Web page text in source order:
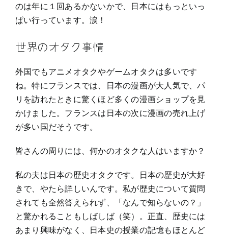
のは年に１回あるかないかで、日本にはもっといっ
ぱい行っています。涙！
世界のオタク事情
外国でもアニメオタクやゲームオタクは多いです
ね。特にフランスでは、日本の漫画が大人気で、パ
リを訪れたときに驚くほど多くの漫画ショップを見
かけました。フランスは日本の次に漫画の売れ上げ
が多い国だそうです。
皆さんの周りには、何かのオタクな人はいますか？
私の夫は日本の歴史オタクです。日本の歴史が大好
きで、やたら詳しいんです。私が歴史について質問
されても全然答えられず、「なんで知らないの？」
と驚かれることもしばしば（笑）。正直、歴史には
あまり興味がなく、日本史の授業の記憶もほとんど